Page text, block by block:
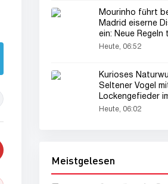
Mourinho führt
Madrid eiserne
ein: Neue Regeln
Kraft
Heute, 06:52
Kurioses
Seltener Vogel
Lockengefieder
Amazonasgebiet
Heute, 06:02
Meistgelesen